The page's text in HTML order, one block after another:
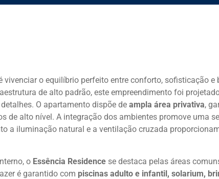
vivenciar o equilíbrio perfeito entre conforto, sofisticação e
de alto padrão, este empreendimento foi
O apartamento dispõe de ampla área privativa,
de alto nível. A integração dos ambientes promove uma
a iluminação natural e a ventilação cruzada
o Essência Residence se destaca pelas áreas
é garantido com piscinas adulto e infantil, solarium,